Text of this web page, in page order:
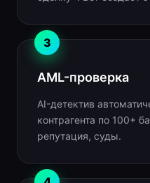
3
AML-проверка
AI-детектив
контрагента по 100+
репутация, суды.